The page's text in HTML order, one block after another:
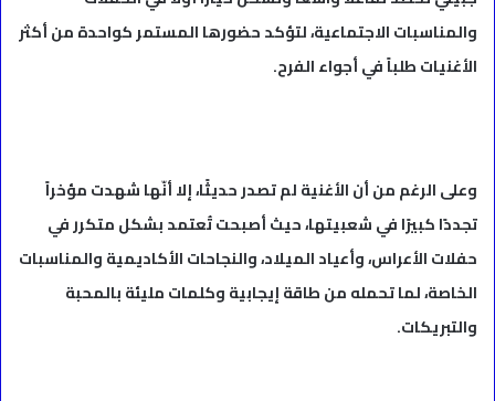
والمناسبات الاجتماعية، لتؤكد حضورها المستمر كواحدة من أكثر
الأغنيات طلباً في أجواء الفرح.
وعلى الرغم من أن الأغنية لم تصدر حديثًا، إلا أنّها شهدت مؤخراً
تجددًا كبيرًا في شعبيتها، حيث أصبحت تُعتمد بشكل متكرر في
حفلات الأعراس، وأعياد الميلاد، والنجاحات الأكاديمية والمناسبات
الخاصة، لما تحمله من طاقة إيجابية وكلمات مليئة بالمحبة
والتبريكات.